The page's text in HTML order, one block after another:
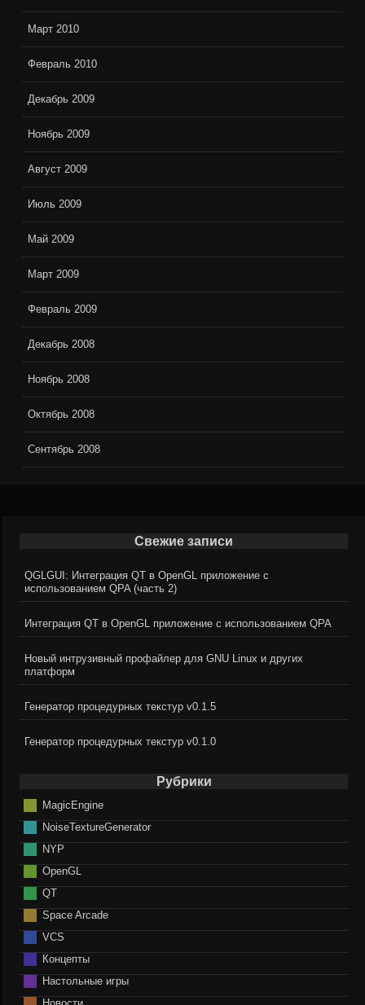
Март 2010
Февраль 2010
Декабрь 2009
Ноябрь 2009
Август 2009
Июль 2009
Май 2009
Март 2009
Февраль 2009
Декабрь 2008
Ноябрь 2008
Октябрь 2008
Сентябрь 2008
Свежие записи
QGLGUI: Интеграция QT в OpenGL приложение с
использованием QPA (часть 2)
Интеграция QT в OpenGL приложение с использованием QPA
Новый интрузивный профайлер для GNU Linux и других
платформ
Генератор процедурных текстур v0.1.5
Генератор процедурных текстур v0.1.0
Рубрики
MagicEngine
NoiseTextureGenerator
NYP
OpenGL
QT
Space Arcade
VCS
Концепты
Настольные игры